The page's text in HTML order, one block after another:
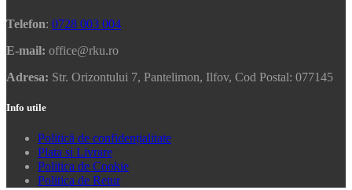
Telefon: 0728 003 004
E-mail: office@rku.ro
Adresa: Str. Orizontului 7, Pantelimon, Ilfov, Cod Postal: 077145
Info utile
Politică de confidențialitate
Plata si Livrare
Politica de Cookie
Politica de Retur